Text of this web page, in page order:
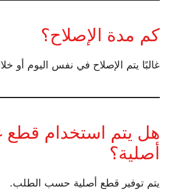
كم مدة الإصلاح؟
غالبًا يتم الإصلاح في نفس اليوم أو خلال 24
هل يتم استخدام قطع
أصلية؟
يتم توفير قطع أصلية حسب الطلب.